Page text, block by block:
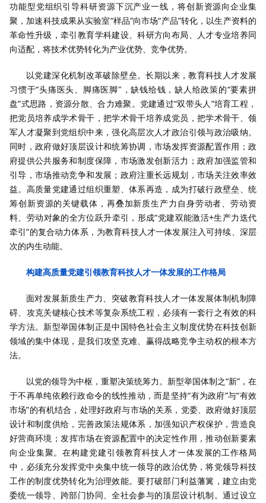
功能型党组织引导科研资源下沉产业一线，将创新资源向企业集
聚，加速科技成果从实验室“样品”向市场“产品”转化，以生产资料的
革命性升级，牵引教育学科建设、科研方向布局、人才专业培养同
向适配，将技术优势转化为产业优势、竞争优势。
以党建深化机制改革破除壁垒。长期以来，教育科技人才发展
习惯于“头痛医头、脚痛医脚"，缺钱给钱，缺人给政策的“要素拼
盘”式思路，资源分散、合力难聚。党建通过“双带头人”培育工程，
把党员培养成学术骨干，把学术骨干培养成党员，把学术骨干、领
军人才凝聚到党组织中来，强化高层次人才政治引领与政治吸纳。
同时，政府做好顶层设计和统筹协调，市场发挥资源配置作用；政
府提供公共服务和制度保障，市场激发创新活力；政府加强监管和
引导，市场推动竞争和发展；政府注重长远规划，市场关注效率效
益。高质量党建通过组织重塑、体系再造，成为打破行政壁垒、统
筹创新资源的关键载体，再叠加新质生产力自身劳动者、劳动资
料、劳动对象的全方位跃升牵引，形成“党建双能激活+生产力迭代
牵引”的复合动力体系，为教育科技人才一体发展注入可持续、深层
次的内生动能。
构建高质量党建引领教育科技人才一体发展的工作格局
面对发展新质生产力、突破教育科技人才一体发展体制机制障
碍、攻克关键核心技术等复杂系统工程，必须有一套行之有效的科
学方法。新型举国体制正是中国特色社会主义制度优势在科技创新
领域的集中体现，是我们攻坚克难、赢得战略竞争主动权的根本方
法。
以党的领导为中枢，重塑决策统筹力。新型举国体制之“新”，在
于不再单纯依赖行政命令的线性推动，而是坚持“有为政府”与“有效
市场”的有机结合，处理好政府与市场的关系，党委、政府做好顶层
设计和制度供给，完善政策法规体系，加强知识产权保护，营造良
好营商环境；发挥市场在资源配置中的决定性作用，推动创新要素
向企业集聚。在构建党建引领教育科技人才一体发展的工作格局
中，必须充分发挥党中央集中统一领导的政治优势，将党领导科技
工作的制度优势转化为治理效能。要打破部门利益藩篱，建立由党
委统一领导、跨部门协同、全社会参与的顶层设计机制。通过设立